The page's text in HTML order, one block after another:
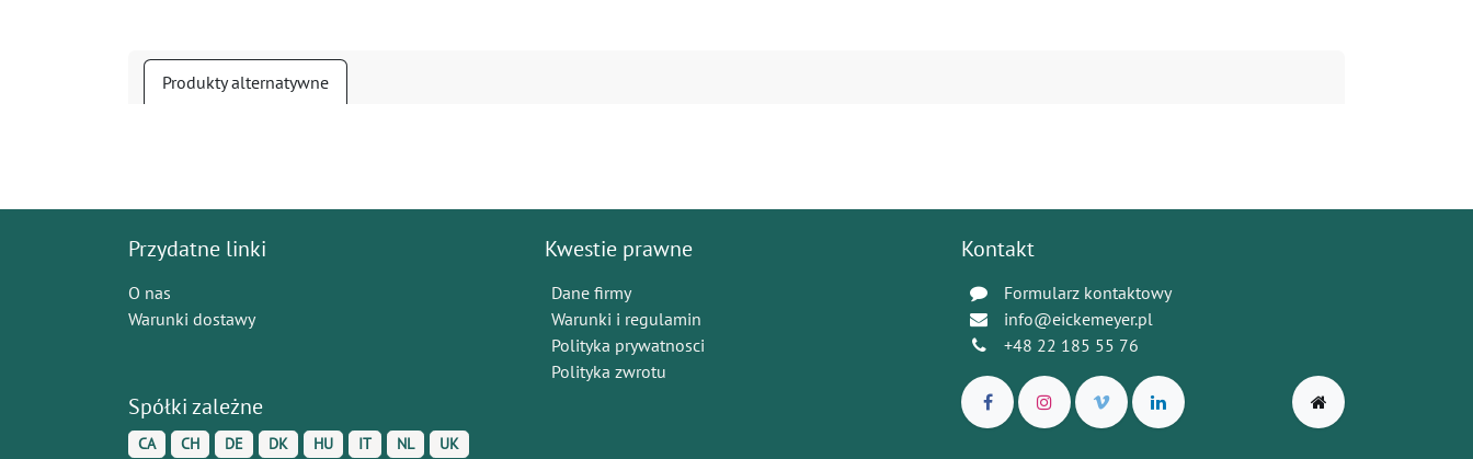
Produkty alternatywne
Przydatne linki
O nas
Warunki dostawy
Spółki zależne
CA CH DE DK HU IT NL UK
Kwestie prawne
Dane firmy
Warunki i regulamin
Polityka prywatnosci
Polityka zwrotu
Kontakt
Formularz kontaktowy
info@eickemeyer.pl
+48 22 185 55 76